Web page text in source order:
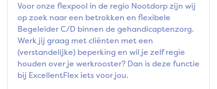
Voor onze flexpool in de regio Nootdorp zijn wij
op zoek naar een betrokken en flexibele
Begeleider C/D binnen de gehandicaptenzorg.
Werk jij graag met cliënten met een
(verstandelijke) beperking en wil je zelf regie
houden over je werkrooster? Dan is deze functie
bij ExcellentFlex iets voor jou.